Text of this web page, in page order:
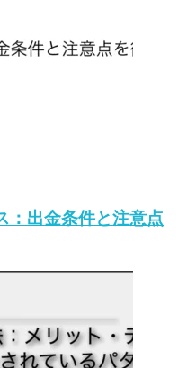
：出金条件と注意点